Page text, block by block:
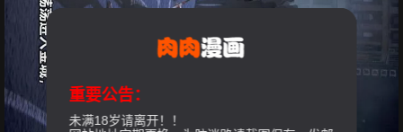
重要公告：
未满18岁请离开！！